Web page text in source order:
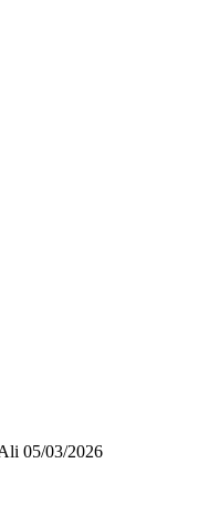
Send
05/03/2026